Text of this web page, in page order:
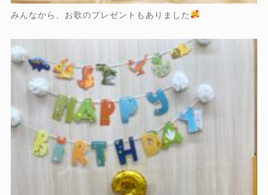
みんなから、お歌のプレゼントもありました